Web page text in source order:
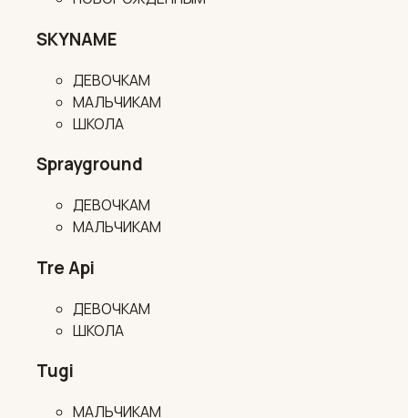
SKYNAME
ДЕВОЧКАМ
МАЛЬЧИКАМ
ШКОЛА
Sprayground
ДЕВОЧКАМ
МАЛЬЧИКАМ
Tre Api
ДЕВОЧКАМ
ШКОЛА
Tugi
МАЛЬЧИКАМ